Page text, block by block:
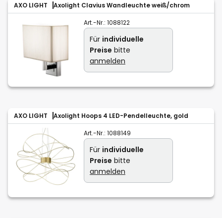
AXO LIGHT Axolight Clavius Wandleuchte weiß/chrom
Art.-Nr.: 1088122
Für individuelle
Preise bitte
anmelden
AXO LIGHT Axolight Hoops 4 LED-Pendelleuchte, gold
Art.-Nr.: 1088149
Für individuelle
Preise bitte
anmelden